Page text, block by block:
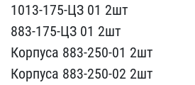
101​3-175-ЦЗ 01 2шт
883-175-​ЦЗ 01 2шт
Корпуса 883-25​0-01 2шт
Корпуса 883-250​-02 2шт